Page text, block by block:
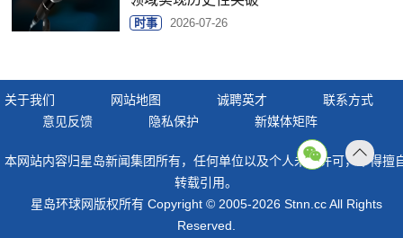
时事 2026-07-26
关于我们 网站地图 诚聘英才
联系方式
意见反馈
隐私保护 新媒体矩阵
本网站内容归星岛新闻集团所有，任何单位以及个人未经许可，不得擅
转载引用。
星岛环球网版权所有 Copyright © 2005-2026 Stnn.cc All Rights
Reserved.
顶部